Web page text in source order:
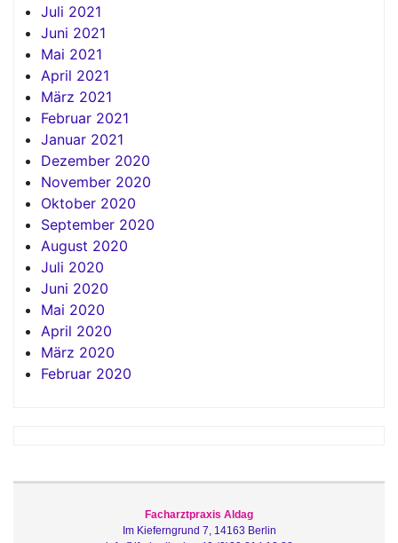
Juli 2021
Juni 2021
Mai 2021
April 2021
März 2021
Februar 2021
Januar 2021
Dezember 2020
November 2020
Oktober 2020
September 2020
August 2020
Juli 2020
Juni 2020
Mai 2020
April 2020
März 2020
Februar 2020
Facharztpraxis Aldag
Im Kieferngrund 7, 14163 Berlin